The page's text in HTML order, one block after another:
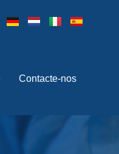
Contacte-nos